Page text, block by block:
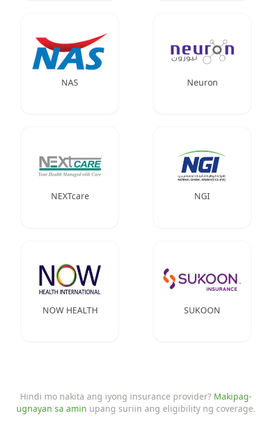
NAS Neuron
NEXTcare NGI
NOW HEALTH SUKOON
Hindi mo nakita ang iyong insurance provider? Makipag-
ugnayan sa amin upang suriin ang eligibility ng coverage.